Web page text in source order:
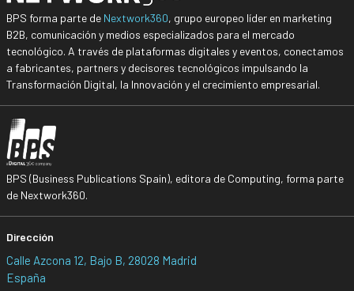
BPS forma parte de Nextwork360, grupo europeo líder en marketing
B2B, comunicación y medios especializados para el mercado
tecnológico. A través de plataformas digitales y eventos, conectamos
a fabricantes, partners y decisores tecnológicos impulsando la
Transformación Digital, la Innovación y el crecimiento empresarial.
BPS (Business Publications Spain), editora de Computing, forma parte
de Nextwork360.
Dirección
Calle Azcona 12, Bajo B, 28028 Madrid
España